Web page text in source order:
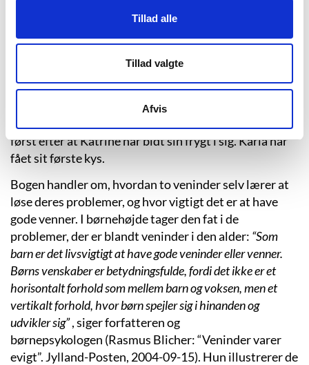
Tillad alle
Tillad valgte
Afvis
undskyld, undskyld!” Hun finder Katrine, som i
virkeligheden ikke er så sur, men bare ked af, at Karla
undskyld virker næsten øjeblikkeligt, og de to piger
bliver gode venner igen. Ferien ender endda med, at
Jonas hjælper dem med at prikke et lille hul i hver sin
finger, så de kan blande blod og blive blod-søstre. Men
først efter at Katrine har bidt sin frygt i sig. Karla har
fået sit første kys.
Bogen handler om, hvordan to veninder selv lærer at
løse deres problemer, og hvor vigtigt det er at have
gode venner. I børnehøjde tager den fat i de
problemer, der er blandt veninder i den alder: “Som
barn er det livsvigtigt at have gode veninder eller venner.
Børns venskaber er betydningsfulde, fordi det ikke er et
horisontalt forhold som mellem barn og voksen, men et
vertikalt forhold, hvor børn spejler sig i hinanden og
udvikler sig”, siger forfatteren og
børnepsykologen (Rasmus Blicher: “Veninder varer
evigt”. Jylland-Posten, 2004-09-15). Hun illustrerer de